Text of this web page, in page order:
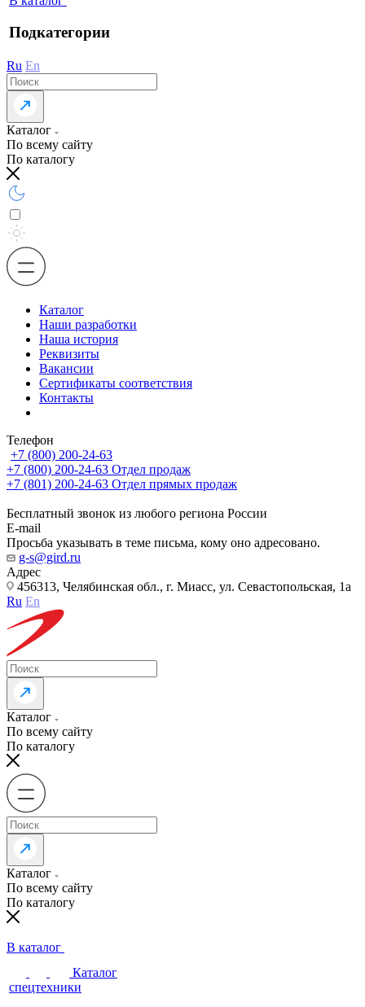
Подкатегории
Ru En
Каталог
По всему сайту
По каталогу
Каталог
Наши разработки
Наша история
Реквизиты
Вакансии
Сертификаты соответствия
Контакты
Телефон
+7 (800) 200-24-63
+7 (800) 200-24-63 Отдел продаж
+7 (801) 200-24-63 Отдел прямых продаж
Бесплатный звонок из любого региона России
E-mail
Просьба указывать в теме письма, кому оно адресовано.
g-s@gird.ru
Адрес
456313, Челябинская обл., г. Миасс, ул. Севастопольская, 1а
Ru En
Каталог
По всему сайту
По каталогу
Каталог
По всему сайту
По каталогу
В каталог
Каталог
спецтехники